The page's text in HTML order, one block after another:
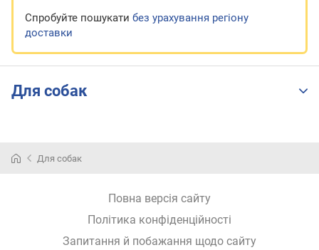
Спробуйте пошукати без урахування регіону
доставки
Для собак
Для собак
Повна версія сайту
Політика конфіденційності
Запитання й побажання щодо сайту